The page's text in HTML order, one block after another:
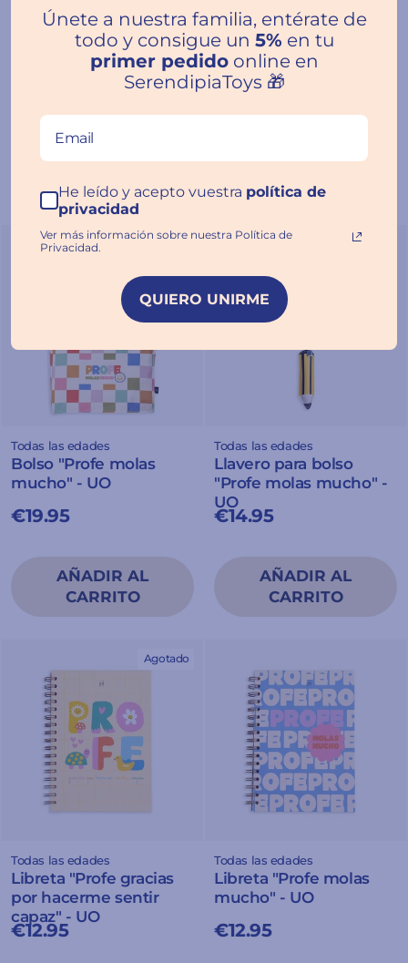
Todas las edades
Botella Chilly Serie 3
Astral Navy
Precio
De €28.05
Taza "Profe, eres muy
TOP" - UO
€12.95
Todas las edades
Bolso "Profe molas
mucho" - UO
€19.95
Agotado
Todas las edades
Llavero para bolso
"Profe molas mucho" -
UO
€14.95
Agotado
Todas las edades
Libreta "Profe gracias
por hacerme sentir
capaz" - UO
€12.95
Todas las edades
Libreta "Profe molas
mucho" - UO
€12.95
Únete a nuestra familia, entérate de
todo y consigue un 5% en tu
primer pedidoonline en
SerendipiaToys 🎁
He leído y acepto vuestra política de
privacidad
Ver más información sobre nuestra Política de
Privacidad.
QUIERO UNIRME